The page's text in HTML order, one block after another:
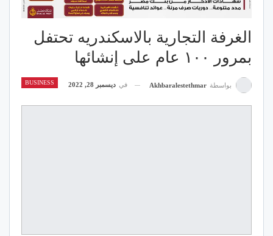
الغرفة التجارية بالاسكندريه تحتفل
بمرور ١٠٠ عام على إنشائها
BUSINESS بواسطة Akhbaralestethmar في ديسمبر 28, 2022